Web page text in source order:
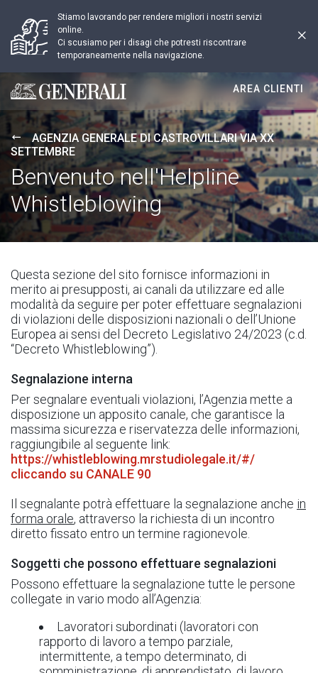
Stiamo lavorando per rendere migliori i nostri servizi
online.
Ci scusiamo per i disagi che potresti riscontrare
temporaneamente nella navigazione.
Generali logo
AREA CLIENTI
AGENZIA GENERALE DI CASTROVILLARI VIA XX
SETTEMBRE
Benvenuto nell'Helpline
Whistleblowing
Questa sezione del sito fornisce informazioni in
merito ai presupposti, ai canali da utilizzare ed alle
modalità da seguire per poter effettuare segnalazioni
di violazioni delle disposizioni nazionali o dell’Unione
Europea ai sensi del Decreto Legislativo 24/2023 (c.d.
“Decreto Whistleblowing”).
Segnalazione interna
Per segnalare eventuali violazioni, l’Agenzia mette a
disposizione un apposito canale, che garantisce la
massima sicurezza e riservatezza delle informazioni,
raggiungibile al seguente link:
https://whistleblowing.mrstudiolegale.it/#/
cliccando su CANALE 90
Il segnalante potrà effettuare la segnalazione anche in
forma orale, attraverso la richiesta di un incontro
diretto fissato entro un termine ragionevole.
Soggetti che possono effettuare segnalazioni
Possono effettuare la segnalazione tutte le persone
collegate in vario modo all’Agenzia:
Lavoratori subordinati (lavoratori con
rapporto di lavoro a tempo parziale,
intermittente, a tempo determinato, di